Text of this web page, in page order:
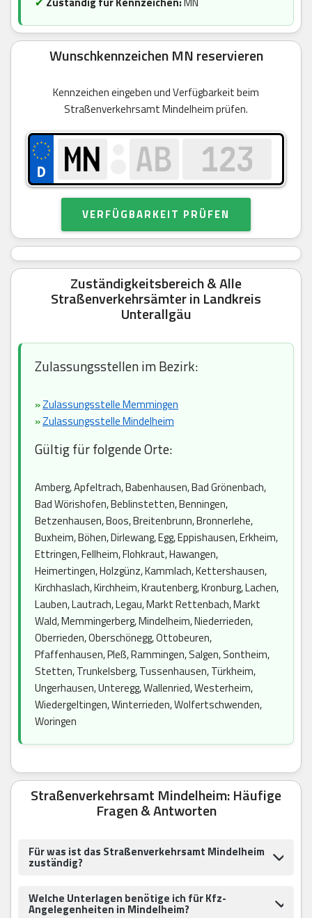
Wunschkennzeichen MN reservieren
Kennzeichen eingeben und Verfügbarkeit beim
Straßenverkehrsamt Mindelheim prüfen.
VERFÜGBARKEIT PRÜFEN
Zuständigkeitsbereich & Alle
Straßenverkehrsämter in Landkreis
Unterallgäu
Zulassungsstellen im Bezirk:
»Zulassungsstelle Memmingen
»Zulassungsstelle Mindelheim
Gültig für folgende Orte:
Amberg, Apfeltrach, Babenhausen, Bad Grönenbach,
Bad Wörishofen, Beblinstetten, Benningen,
Betzenhausen, Boos, Breitenbrunn, Bronnerlehe,
Buxheim, Böhen, Dirlewang, Egg, Eppishausen, Erkheim,
Ettringen, Fellheim, Flohkraut, Hawangen,
Heimertingen, Holzgünz, Kammlach, Kettershausen,
Kirchhaslach, Kirchheim, Krautenberg, Kronburg, Lachen,
Lauben, Lautrach, Legau, Markt Rettenbach, Markt
Wald, Memmingerberg, Mindelheim, Niederrieden,
Oberrieden, Oberschönegg, Ottobeuren,
Pfaffenhausen, Pleß, Rammingen, Salgen, Sontheim,
Stetten, Trunkelsberg, Tussenhausen, Türkheim,
Ungerhausen, Unteregg, Wallenried, Westerheim,
Wiedergeltingen, Winterrieden, Wolfertschwenden,
Woringen
Straßenverkehrsamt Mindelheim: Häufige
Fragen & Antworten
Für was ist das Straßenverkehrsamt Mindelheim
zuständig?
Welche Unterlagen benötige ich für Kfz-
Angelegenheiten in Mindelheim?